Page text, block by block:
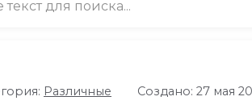
Различные Создано: 27 мая